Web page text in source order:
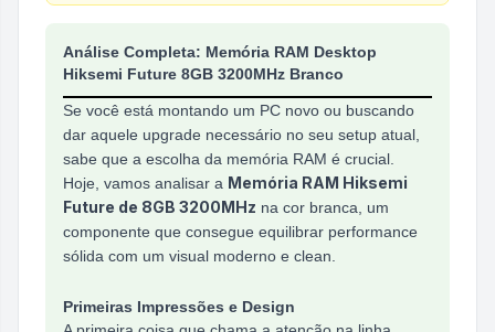
Análise do produtoMemoria RAM Desktop
Análise Completa: Memória RAM Desktop
Hiksemi Future 8GB 3200MHz Branco
Se você está montando um PC novo ou buscando
dar aquele upgrade necessário no seu setup atual,
sabe que a escolha da memória RAM é crucial.
Hoje, vamos analisar a Memória RAM Hiksemi
Future de 8GB 3200MHz na cor branca, um
componente que consegue equilibrar performance
sólida com um visual moderno e clean.
Primeiras Impressões e Design